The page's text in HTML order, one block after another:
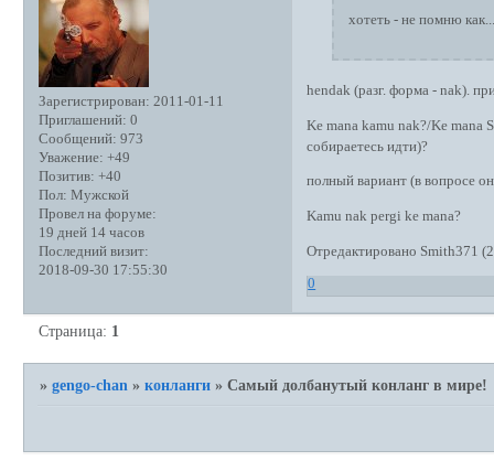
Зарегистрирован: 2011-01-11
Приглашений: 0
Сообщений: 973
Уважение: +49
Позитив: +40
Пол: Мужской
Провел на форуме:
19 дней 14 часов
Последний визит:
2018-09-30 17:55:30
хотеть - не помню как...
hendak (разг. форма - nak).
Ke mana kamu nak?/Ke mana
собираетесь идти)?
полный вариант (в вопросе
Kamu nak pergi ke mana?
Отредактировано Smith371
0
Страница: 1
»gengo-chan »конланги »Самый долбанутый конланг в мире!